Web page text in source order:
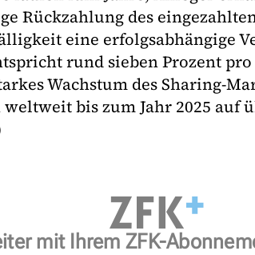
Rückzahlung des
eine erfolgsabhängige
rund sieben Prozent
Wachstum des Sharing-
bis zum Jahr 2025 auf
mit Ihrem ZFK-